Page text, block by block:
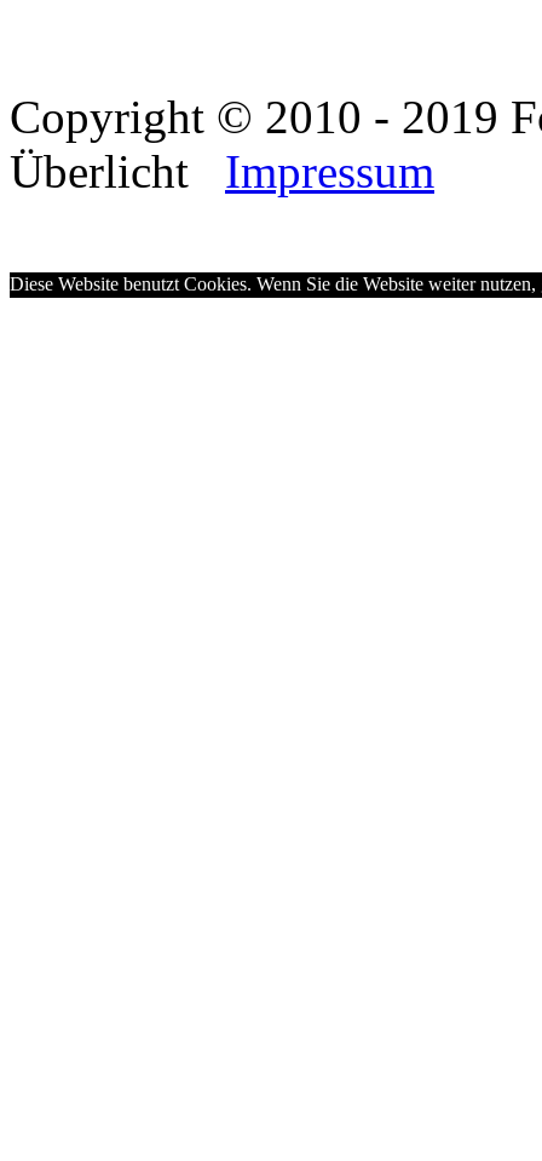
Copyright © 2010 - 2019
Überlicht Impressum
Diese Website benutzt Cookies. Wenn Sie die Website weiter